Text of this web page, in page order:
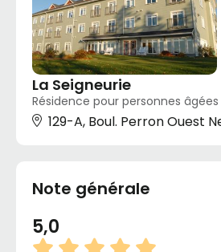
La Seigneurie
Résidence pour personnes
129-A, Boul. Perron Ouest
Note générale
5,0